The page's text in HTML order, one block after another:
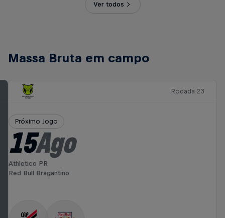
Ver todos
Massa Bruta em campo
Rodada 23
Próximo Jogo
15Ago
Athletico PR
Red Bull Bragantino